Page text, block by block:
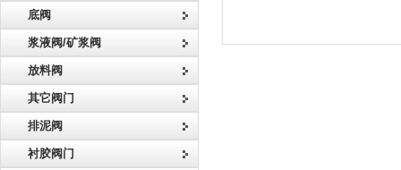
底阀
浆液阀/矿浆阀
放料阀
其它阀门
排泥阀
衬胶阀门